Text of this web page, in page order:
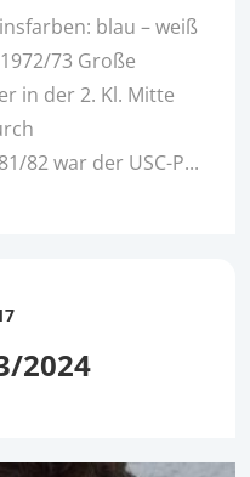
blau – weiß
73 Große
in der 2. Kl. Mitte
82 war der USC-P...
2024